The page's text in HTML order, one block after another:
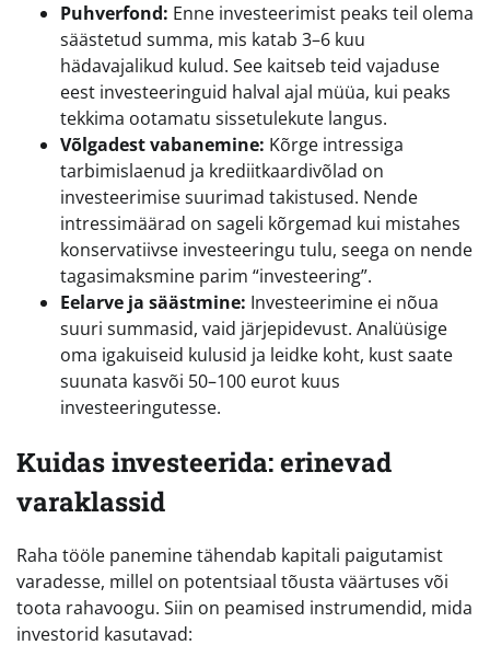
Puhverfond: Enne investeerimist peaks teil olema
säästetud summa, mis katab 3–6 kuu
hädavajalikud kulud. See kaitseb teid vajaduse
eest investeeringuid halval ajal müüa, kui peaks
tekkima ootamatu sissetulekute langus.
Võlgadest vabanemine: Kõrge intressiga
tarbimislaenud ja krediitkaardivõlad on
investeerimise suurimad takistused. Nende
intressimäärad on sageli kõrgemad kui mistahes
konservatiivse investeeringu tulu, seega on nende
tagasimaksmine parim “investeering”.
Eelarve ja säästmine: Investeerimine ei nõua
suuri summasid, vaid järjepidevust. Analüüsige
oma igakuiseid kulusid ja leidke koht, kust saate
suunata kasvõi 50–100 eurot kuus
investeeringutesse.
Kuidas investeerida: erinevad
varaklassid
Raha tööle panemine tähendab kapitali paigutamist
varadesse, millel on potentsiaal tõusta väärtuses või
toota rahavoogu. Siin on peamised instrumendid, mida
investorid kasutavad: